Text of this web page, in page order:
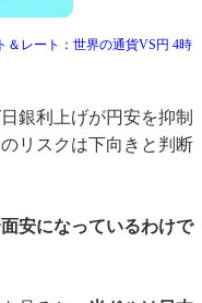
＆レート：世界の通貨VS円 4時
銀利上げが円安を抑制
リスクは下向きと判断
安になっているわけで